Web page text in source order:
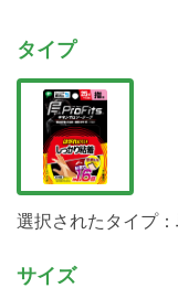
タイプ
選択されたタイプ：
サイズ